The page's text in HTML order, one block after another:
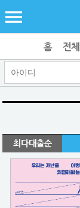
홈 전체
최다대출순